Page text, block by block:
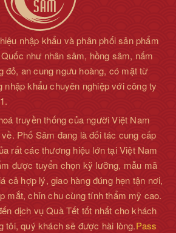
nhập khẩu và phân phối sản phẩm
như nhân sâm, hồng sâm, nấm
đỏ, an cung ngưu hoàng, có mặt từ
nhập khẩu chuyên nghiệp với công ty
truyền thống của người Việt Nam
Phố Sâm đang là đối tác cung cấp
rất các thương hiệu lớn tại Việt Nam
được tuyển chọn kỹ lưỡng, mẫu mã
cả hợp lý, giao hàng đúng hẹn tận nơi,
mắt, chỉn chu cùng tính thẩm mỹ cao.
dịch vụ Quà Tết tốt nhất cho khách
tôi, quý khách sẽ được hài lòng.Pass